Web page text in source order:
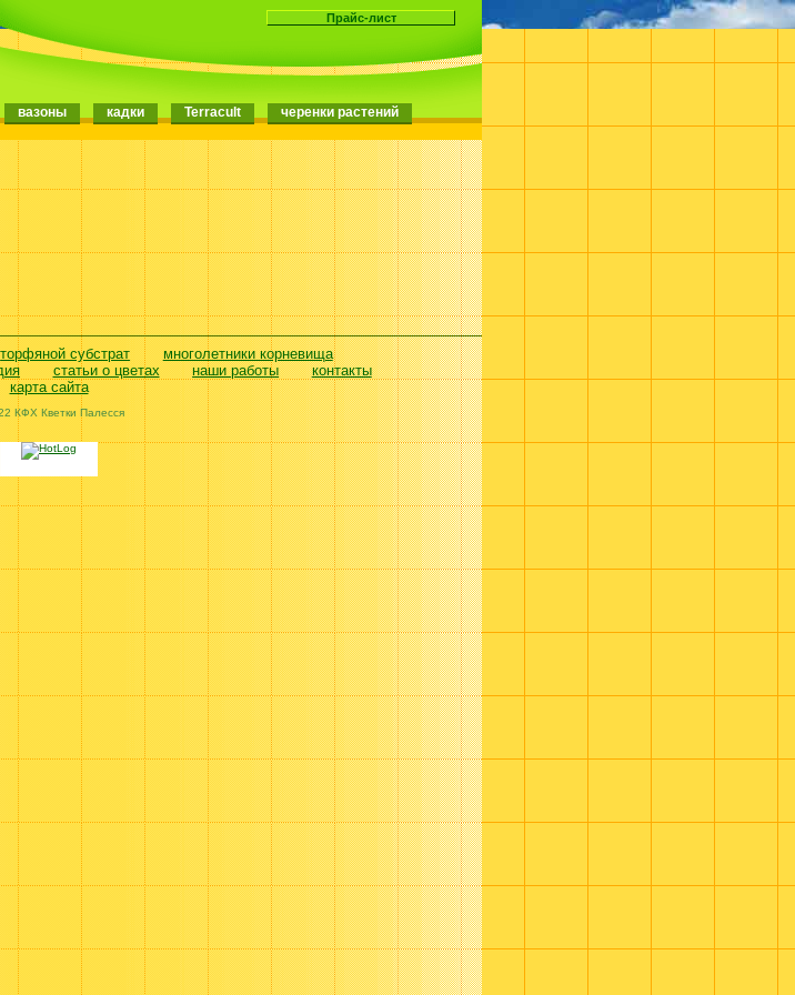
вазоны кадки Terracult черенки растений
торфяной субстрат
многолетники корневища
статьи о цветах наши работы
контакты
карта сайта
КФХ Кветки Палесся